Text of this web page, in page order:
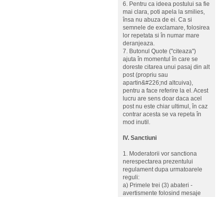
6. Pentru ca ideea postului sa fie
mai clara, poti apela la smilies,
însa nu abuza de ei. Ca si
semnele de exclamare, folosirea
lor repetata si în numar mare
deranjeaza.
7. Butonul Quote ("citeaza")
ajuta în momentul în care se
doreste citarea unui pasaj din alt
post (propriu sau
apartin&#226;nd altcuiva),
pentru a face referire la el. Acest
lucru are sens doar daca acel
post nu este chiar ultimul, în caz
contrar acesta se va repeta în
mod inutil.
IV. Sanctiuni
1. Moderatorii vor sanctiona
nerespectarea prezentului
regulament dupa urmatoarele
reguli:
a) Primele trei (3) abateri -
avertismente folosind mesaje